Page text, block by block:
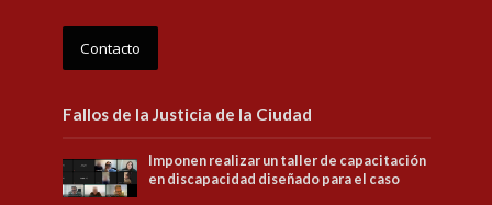
Contacto
Fallos de la Justicia de la Ciudad
Imponen realizar un taller de capacitación
en discapacidad diseñado para el caso